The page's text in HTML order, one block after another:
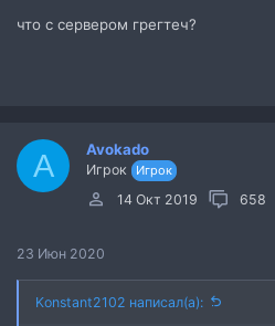
что с сервером грегтеч?
A Avokado
Игрок Игрок
14 Окт 2019 658
23 Июн 2020
Konstant2102 написал(а):